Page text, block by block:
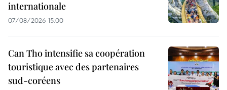
internationale
07/08/2026 15:00
Can Tho intensifie sa coopération
touristique avec des partenaires
sud-coréens